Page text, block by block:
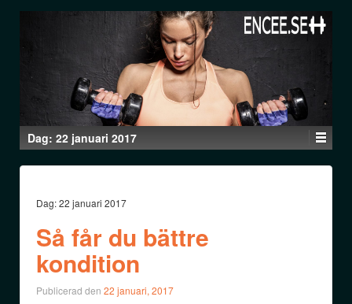
Dag: 22 januari 2017
Dag:22 januari 2017
Så får du bättre
kondition
Publicerad den 22 januari, 2017